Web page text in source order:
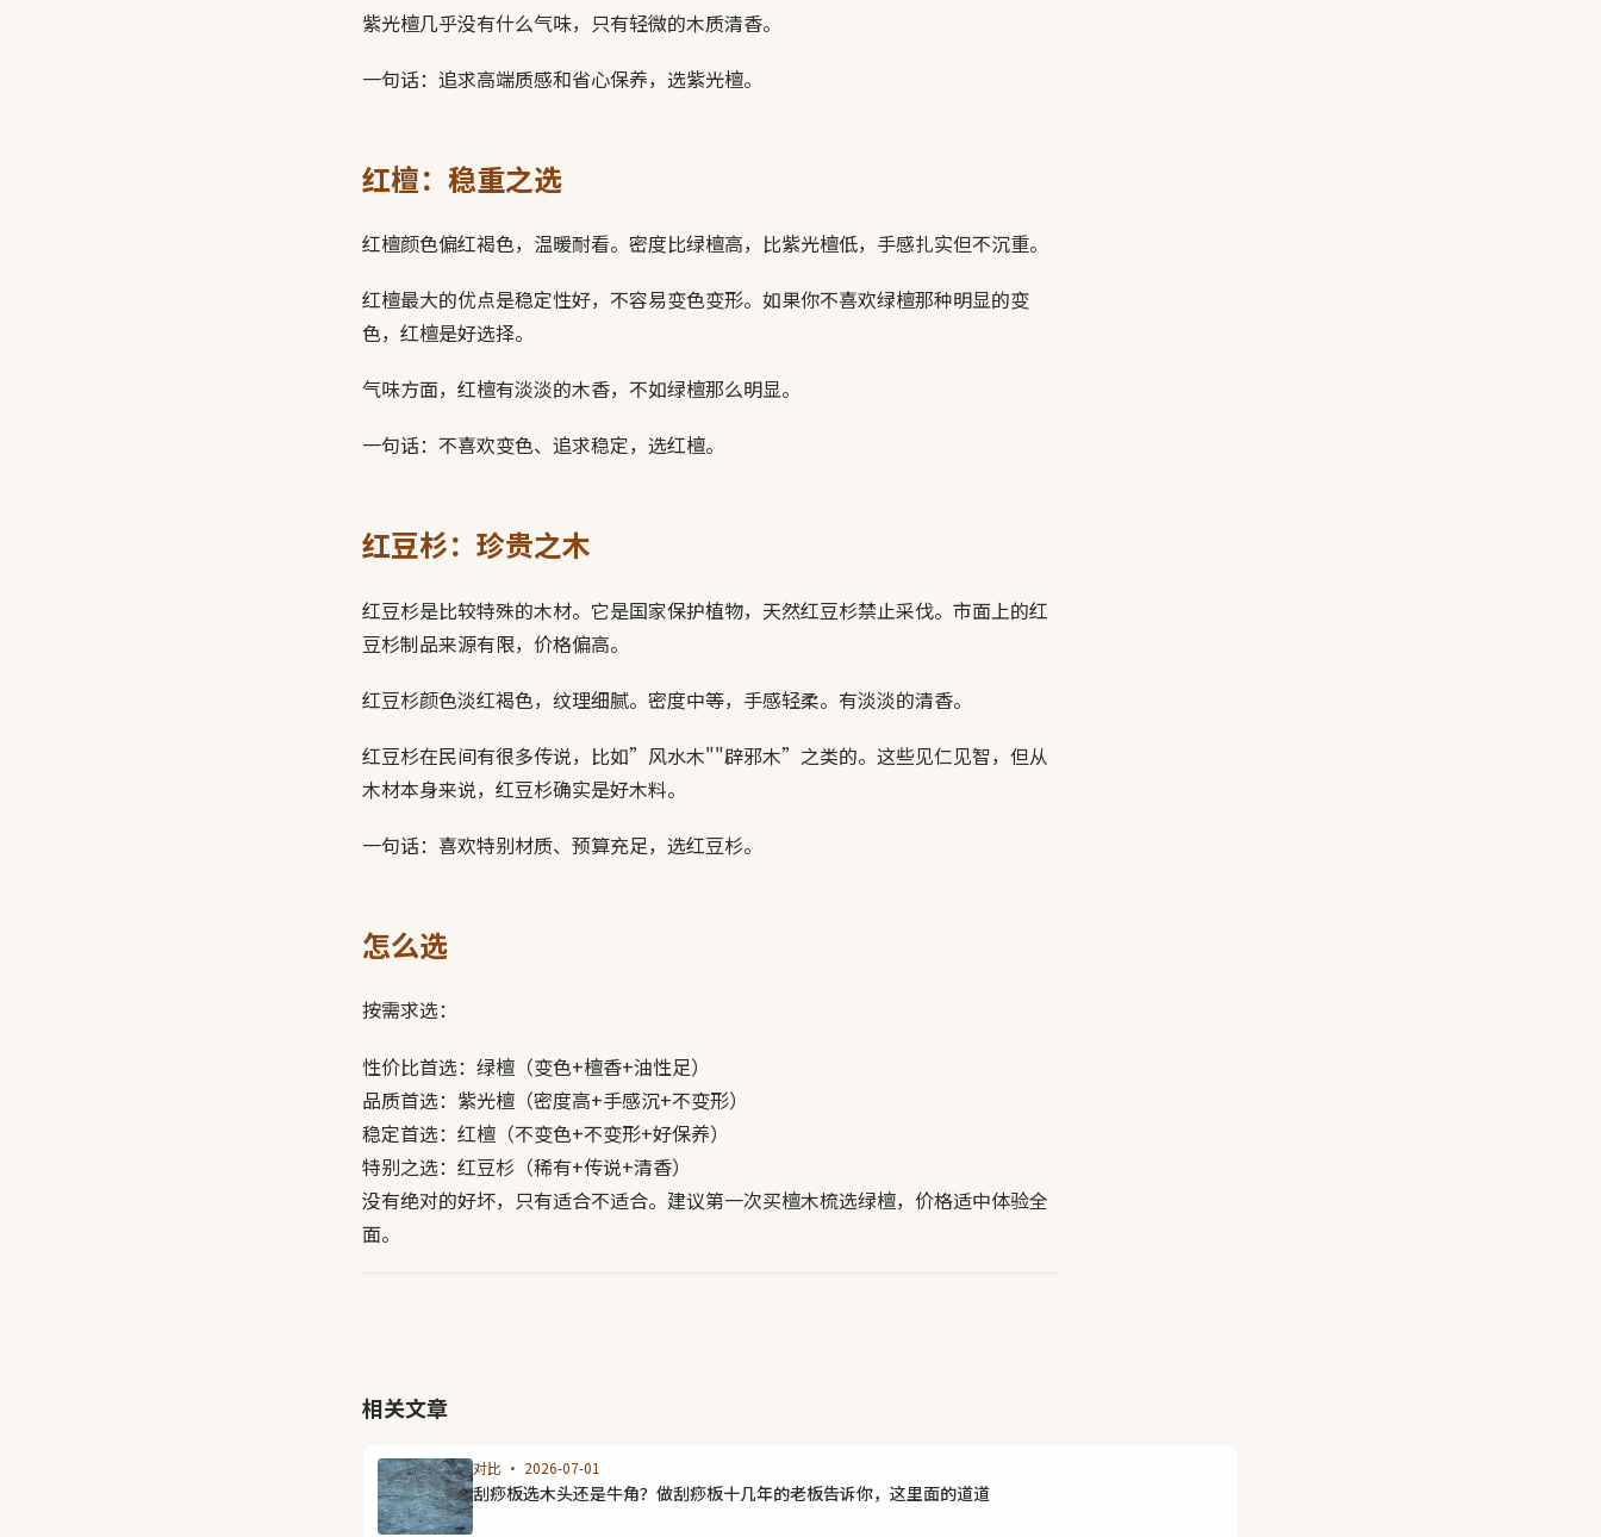
紫光檀几乎没有什么气味，只有轻微的木质清香。
一句话：追求高端质感和省心保养，选紫光檀。
红檀：稳重之选
红檀颜色偏红褐色，温暖耐看。密度比绿檀高，比紫光檀低，手感扎实但不沉重。
红檀最大的优点是稳定性好，不容易变色变形。如果你不喜欢绿檀那种明显的变
色，红檀是好选择。
气味方面，红檀有淡淡的木香，不如绿檀那么明显。
一句话：不喜欢变色、追求稳定，选红檀。
红豆杉：珍贵之木
红豆杉是比较特殊的木材。它是国家保护植物，天然红豆杉禁止采伐。市面上的红
豆杉制品来源有限，价格偏高。
红豆杉颜色淡红褐色，纹理细腻。密度中等，手感轻柔。有淡淡的清香。
红豆杉在民间有很多传说，比如”风水木""辟邪木”之类的。这些见仁见智，但从
木材本身来说，红豆杉确实是好木料。
一句话：喜欢特别材质、预算充足，选红豆杉。
怎么选
按需求选：
性价比首选：绿檀（变色+檀香+油性足）
品质首选：紫光檀（密度高+手感沉+不变形）
稳定首选：红檀（不变色+不变形+好保养）
特别之选：红豆杉（稀有+传说+清香）
没有绝对的好坏，只有适合不适合。建议第一次买檀木梳选绿檀，价格适中体验全
面。
相关文章
对比 · 2026-07-01
刮痧板选木头还是牛角？做刮痧板十几年的老板告诉你，这里面的道道